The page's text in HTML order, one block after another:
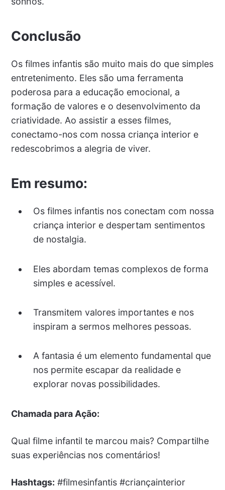
Conclusão
Os filmes infantis são muito mais do que simples
entretenimento. Eles são uma ferramenta
poderosa para a educação emocional, a
formação de valores e o desenvolvimento da
criatividade. Ao assistir a esses filmes,
conectamo-nos com nossa criança interior e
redescobrimos a alegria de viver.
Em resumo:
Os filmes infantis nos conectam com nossa
criança interior e despertam sentimentos
de nostalgia.
Eles abordam temas complexos de forma
simples e acessível.
Transmitem valores importantes e nos
inspiram a sermos melhores pessoas.
A fantasia é um elemento fundamental que
nos permite escapar da realidade e
explorar novas possibilidades.
Chamada para Ação:
Qual filme infantil te marcou mais? Compartilhe
suas experiências nos comentários!
Hashtags: #filmesinfantis #criançainterior